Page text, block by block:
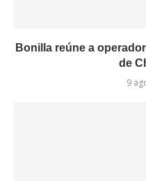
Bonilla reúne a
de
9